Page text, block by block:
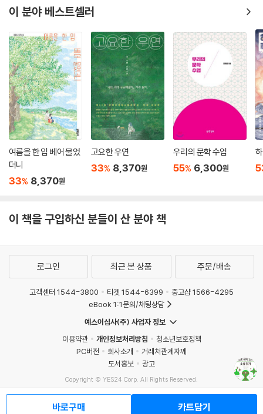
이 분야 베스트셀러
여름을 한 입 베어 물었
더니
33% 8,370원
고요한 우연
33% 8,370원
우리의 문학 수업
55% 6,300원
이 책을 구입하신 분들이 산 분야 책
바로구매 카트담기
로그인 최근 본 상품 주문/배송
고객센터 1544-3800 티켓 1544-6399
중고샵 1566-4295
eBook 1:1문의/채팅상담
예스이십사(주) 사업자 정보
이용약관
개인정보처리방침
청소년보호정책
PC버전
회사소개
거래처관계자께
도서홍보
광고
Copyright © YES24 Corp. All Rights Reserved.